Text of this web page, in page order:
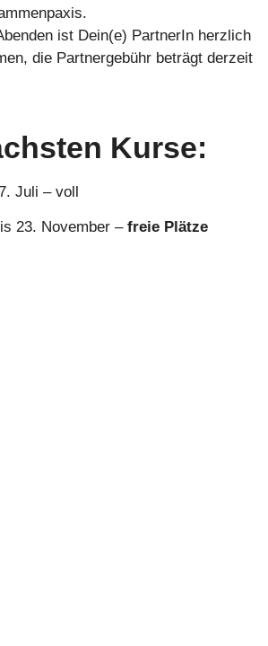
ist Dein(e) PartnerIn herzlich
die Partnergebühr beträgt derzeit
Kurse:
Juli – voll
23. November – freie Plätze